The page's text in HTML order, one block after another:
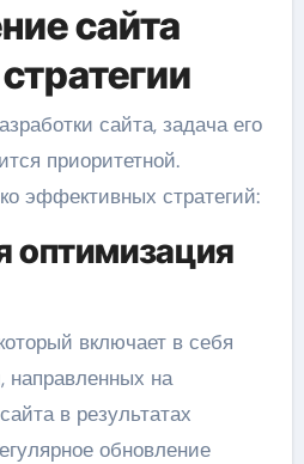
сайта
сайта, задача его
приоритетной.
эффективных стратегий:
оптимизация
включает в себя
направленных на
в результатах
обновление